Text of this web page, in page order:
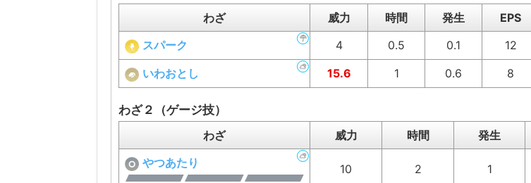
わざ
威力 時間 発生 EPS
スパーク
4 0.5 0.1 12
いわおとし
15.6 1 0.6 8
わざ２（ゲージ技）
わざ
威力 時間 発生
やつあたり
10 2 1